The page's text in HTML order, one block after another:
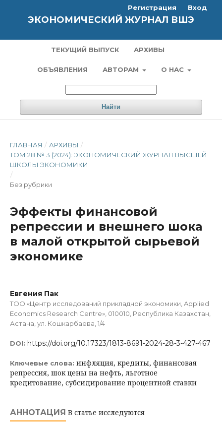
ЭКОНОМИЧЕСКИЙ ЖУРНАЛ ВШЭ
ТЕКУЩИЙ ВЫПУСК АРХИВЫ
ОБЪЯВЛЕНИЯ АВТОРАМ О НАС
Найти
Регистрация Вход
ГЛАВНАЯ / АРХИВЫ /
ТОМ 28 № 3 (2024): ЭКОНОМИЧЕСКИЙ ЖУРНАЛ ВЫСШЕЙ
ШКОЛЫ ЭКОНОМИКИ
/
Без рубрики
Эффекты финансовой
репрессии и внешнего шока
в малой открытой сырьевой
экономике
Евгения Пак
ТОО «Центр исследований прикладной экономики, Applied
Economics Research Centre», 010010, Республика Казахстан,
Астана, ул. Кошкарбаева, 1/4
DOI: https://doi.org/10.17323/1813-8691-2024-28-3-427-467
Ключевые слова: инфляция, кредиты, финансовая
репрессия, шок цены на нефть, льготное
кредитование, субсидирование процентной ставки
АННОТАЦИЯ В статье исследуются